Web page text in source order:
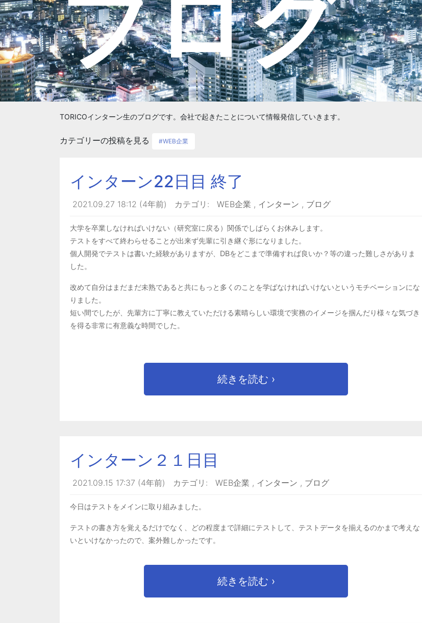
ブログ
TORICOインターン生のブログです。会社で起きたことについて情報発信していきます。
カテゴリーの投稿を見る #WEB企業
インターン22日目 終了
2021.09.27 18:12 (4年前) カテゴリ: WEB企業 , インターン , ブログ
大学を卒業しなければいけない（研究室に戻る）関係でしばらくお休みします。
テストをすべて終わらせることが出来ず先輩に引き継ぐ形になりました。
個人開発でテストは書いた経験がありますが、DBをどこまで準備すれば良いか？等の違った難しさがありま
した。
改めて自分はまだまだ未熟であると共にもっと多くのことを学ばなければいけないというモチベーションにな
りました。
短い間でしたが、先輩方に丁寧に教えていただける素晴らしい環境で実務のイメージを掴んだり様々な気づき
を得る非常に有意義な時間でした。
続きを読む ›
インターン２１日目
2021.09.15 17:37 (4年前) カテゴリ: WEB企業 , インターン , ブログ
今日はテストをメインに取り組みました。
テストの書き方を覚えるだけでなく、どの程度まで詳細にテストして、テストデータを揃えるのかまで考えな
いといけなかったので、案外難しかったです。
続きを読む ›